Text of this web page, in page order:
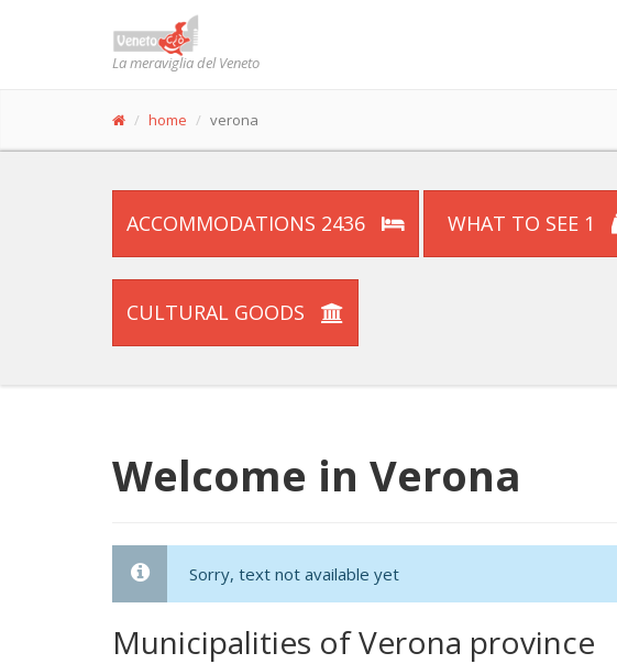
La meraviglia del Veneto
home verona
ACCOMMODATIONS 2436 WHAT TO SEE 1
CULTURAL GOODS
Welcome in Verona
Sorry, text not available yet
Municipalities of Verona province